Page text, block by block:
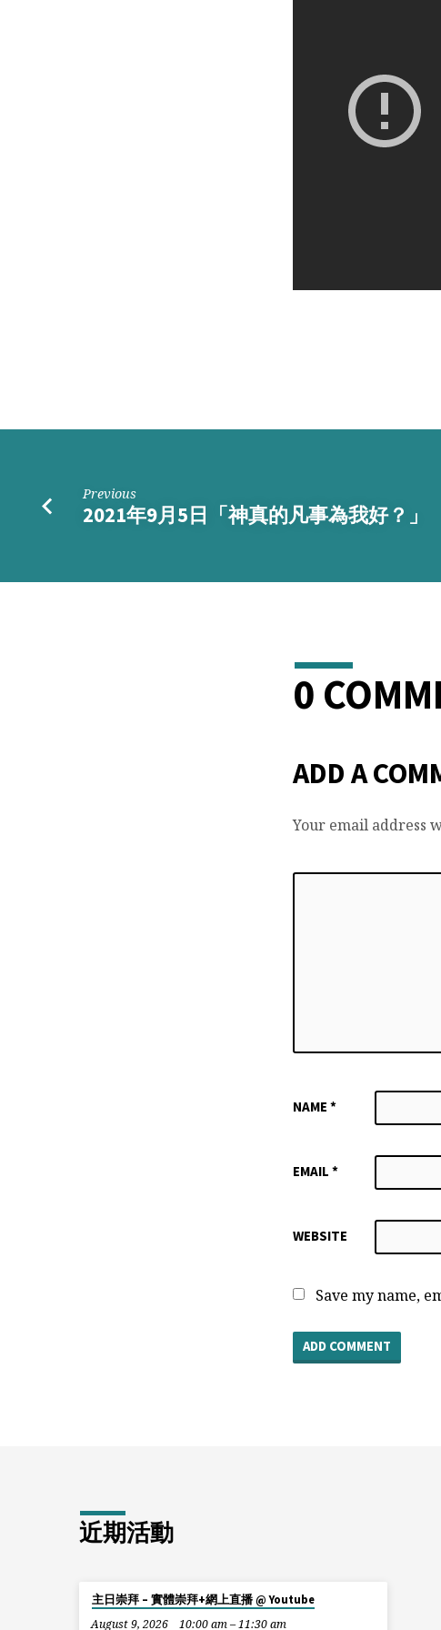
Previous
2021年9月5日「神真的凡事為我好？」
0
ADD A
Your email address
NAME *
EMAIL *
WEBSITE
Save my name,
近期活動
主日崇拜 – 實體崇拜+網上直播 @ Youtube
August 9, 2026
10:00 am – 11:30 am